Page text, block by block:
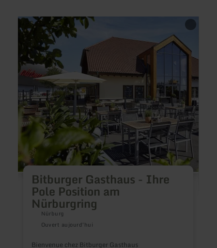
Bitburger Gasthaus - Ihre
Pole Position am
Nürburgring
Nürburg
Ouvert aujourd'hui
Bienvenue chez Bitburger Gasthaus
en
savoir
plus
Bitburger
Gasthaus
-
Pole
Position
am
Nürburgring
Café
Ahr-